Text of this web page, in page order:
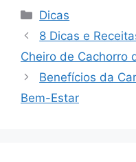
Categories
Dicas
8 Dicas e
Cheiro de Cachorro
Benefícios da
Bem-Estar